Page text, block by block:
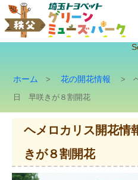
ホーム >花の開花情報 > ヘ
日 早咲きが８割開花
ヘメロカリス開花
きが８割開花